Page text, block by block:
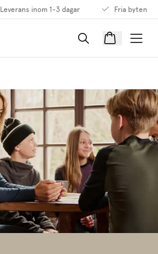
Leverans inom 1-3 dagar Fria byten